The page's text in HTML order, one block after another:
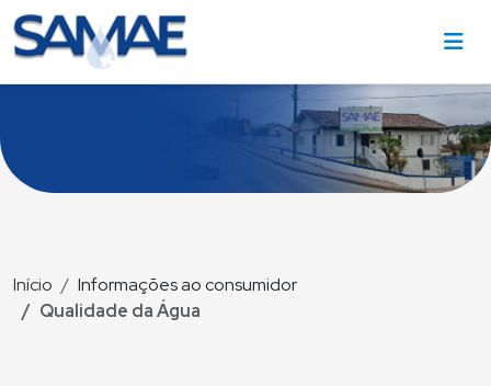
Início
Informações ao consumidor
Qualidade da Água